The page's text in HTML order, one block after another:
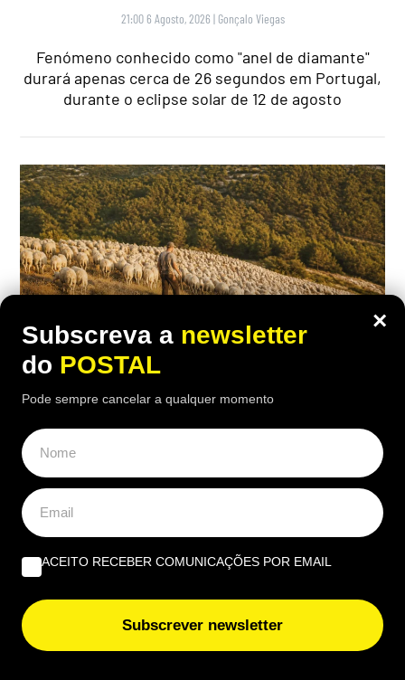
21:00 6 Agosto, 2026 | Gonçalo Viegas
Fenómeno conhecido como "anel de diamante"
durará apenas cerca de 26 segundos em Portugal,
durante o eclipse solar de 12 de agosto
EUROPA
Nem aviões nem helicópteros: pastor
diz que a solução para os incêndios
está nos montes e “limpa mais do que
100 pessoas”
17:00 5 Agosto, 2026|Rubén Gonçalves
Um pastor espanhol defende que o gado consegue
limpar os montes de forma mais eficaz do que
×
Subscreva a newsletter
do POSTAL
Pode sempre cancelar a qualquer momento
ACEITO RECEBER COMUNICAÇÕES POR EMAIL
Subscrever newsletter